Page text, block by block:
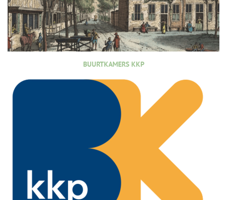
BUURTKAMERS KKP